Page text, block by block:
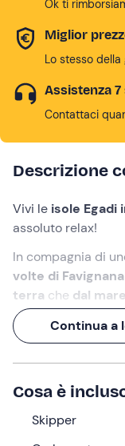
sappiamo bene
convinti che
condizioni meteo
Ok ti
Miglior
Lo stesso
Assistenza 7
Contattaci
Descrizione
Vivi le isole Egadi
assoluto relax!
In compagnia di
volte di
terra che dal mare
Un
aperitivoa
sicilianacoronerà
meraviglia. Ti
Cosa faremo
L'appuntamento
Trapani
Continua a
Cosa è
Skipper